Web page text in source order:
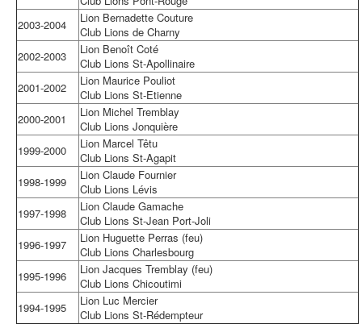
2003-2004
Lion Bernadette Couture
Club Lions de Charny
2002-2003
Lion Benoît Coté
Club Lions St-Apollinaire
2001-2002
Lion Maurice Pouliot
Club Lions St-Etienne
2000-2001
Lion Michel Tremblay
Club Lions Jonquière
1999-2000
Lion Marcel Têtu
Club Lions St-Agapit
1998-1999
Lion Claude Fournier
Club Lions Lévis
1997-1998
Lion Claude Gamache
Club Lions St-Jean Port-Joli
1996-1997
Lion Huguette Perras (feu)
Club Lions Charlesbourg
1995-1996
Lion Jacques Tremblay (feu)
Club Lions Chicoutimi
1994-1995
Lion Luc Mercier
Club Lions St-Rédempteur